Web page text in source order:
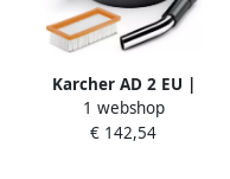
Karcher AD 2 EU |
Alleszuiger | AS- EN
DROOGZUIGERS 1.629-711.0
1 webshop
€ 142,54